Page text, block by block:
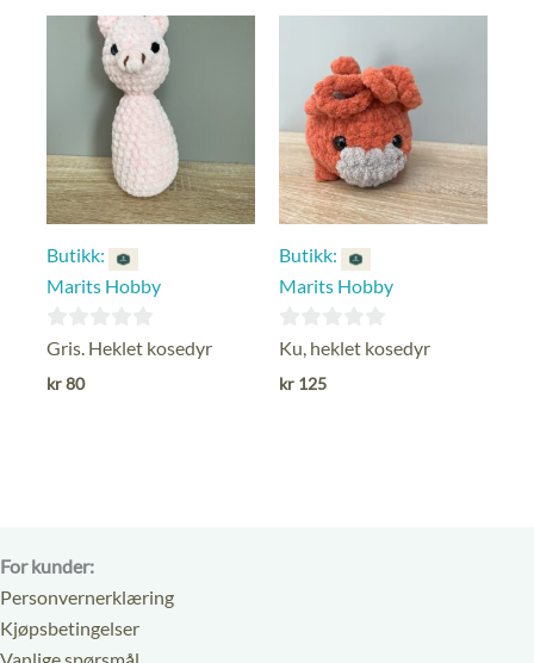
Butikk:
Marits Hobby
0
ut
Gris. Heklet kosedyr
kr80
Butikk:
Marits Hobby
0
ut
Ku, heklet kosedyr
kr 125
For kunder:
Personvernerklæring
Kjøpsbetingelser